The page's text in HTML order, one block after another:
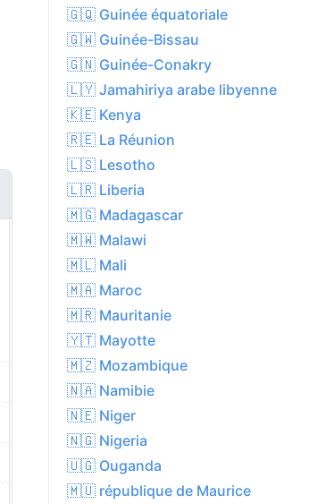
jeu. 13. août
Ensoleillé
33.8°C
31.0°C
28.8°C
🇬🇶 Guinée équatoriale
🇬🇼 Guinée-Bissau
🇬🇳 Guinée-Conakry
🇱🇾 Jamahiriya arabe libyenne
🇰🇪 Kenya
🇷🇪 La Réunion
🇱🇸 Lesotho
🇱🇷 Liberia
🇲🇬 Madagascar
🇲🇼 Malawi
🇲🇱 Mali
🇲🇦 Maroc
🇲🇷 Mauritanie
🇾🇹 Mayotte
🇲🇿 Mozambique
🇳🇦 Namibie
🇳🇪 Niger
🇳🇬 Nigeria
🇺🇬 Ouganda
🇲🇺 république de Maurice